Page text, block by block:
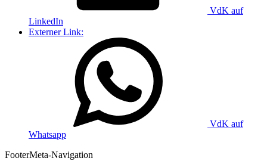
VdK auf
LinkedIn
Externer Link:
VdK auf
Whatsapp
FooterMeta-Navigation